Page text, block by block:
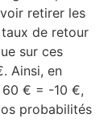
retirer les
de retour
sur ces
Ainsi, en
60 € = -10 €,
probabilités